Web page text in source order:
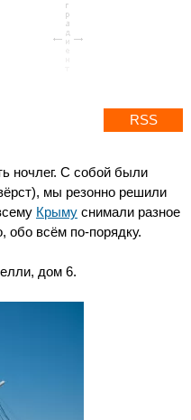
RSS
ночлег. С собой были
мы резонно решили
Крыму снимали разное
обо всём по-порядку.
дом 6.